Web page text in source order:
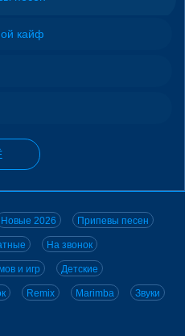
кайф
Новые 2026 Припевы песен
На звонок
и игр Детские
Remix Marimba Звуки